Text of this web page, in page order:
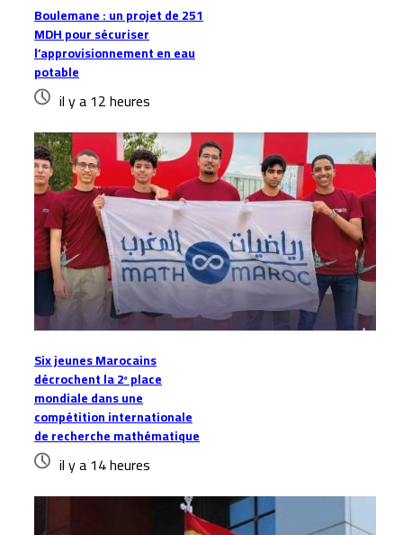
Boulemane : un projet de 251
MDH pour sécuriser
l’approvisionnement en eau
potable
il y a 12 heures
Six jeunes Marocains
décrochent la 2ᵉ place
mondiale dans une
compétition internationale
de recherche mathématique
il y a 14 heures